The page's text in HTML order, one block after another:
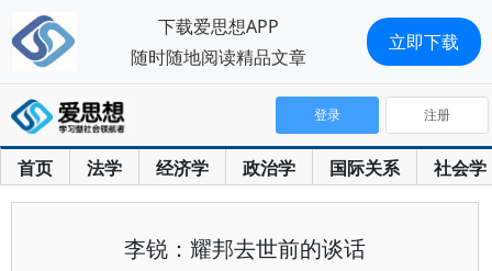
首页 法学 经济学 政治学 国际关系 社会学
登录 注册
李锐：耀邦去世前的谈话
下载爱思想APP
随时随地阅读精品文章
立即下载